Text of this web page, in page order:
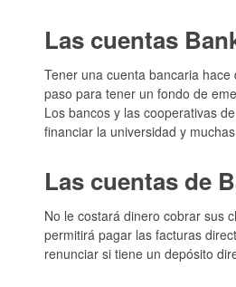
Las cuentas
Tener una cuenta bancaria
paso para tener un fondo de
Los bancos y las cooperativas
financiar la universidad y
Las cuentas de
No le costará dinero cobrar sus
permitirá pagar las facturas
renunciar si tiene un depósito